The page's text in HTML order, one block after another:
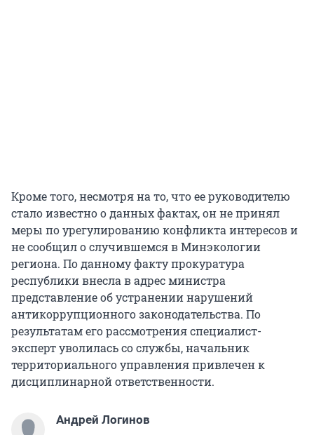
Кроме того, несмотря на то, что ее руководителю
стало известно о данных фактах, он не принял
меры по урегулированию конфликта интересов и
не сообщил о случившемся в Минэкологии
региона. По данному факту прокуратура
республики внесла в адрес министра
представление об устранении нарушений
антикоррупционного законодательства. По
результатам его рассмотрения специалист-
эксперт уволилась со службы, начальник
территориального управления привлечен к
дисциплинарной ответственности.
Андрей Логинов